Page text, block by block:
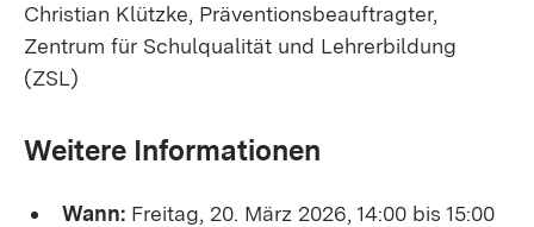
Christian Klützke, Präventionsbeauftragter,
Zentrum für Schulqualität und Lehrerbildung
(ZSL)
Weitere Informationen
Wann: Freitag, 20. März 2026, 14:00 bis 15:00